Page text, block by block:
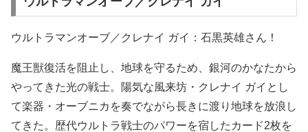
ウルトラマンオーブ／クレナイ ガイ：石黒英雄さん！
魔王獣復活を阻止し、地球を守るため、銀河のかなたから
やってきた光の戦士。陽気な風来坊・クレナイ ガイとし
て楽器・オーブニカを奏でながら長きに渡り地球を放浪し
てきた。歴代ウルトラ戦士のパワーを宿したカード2枚を